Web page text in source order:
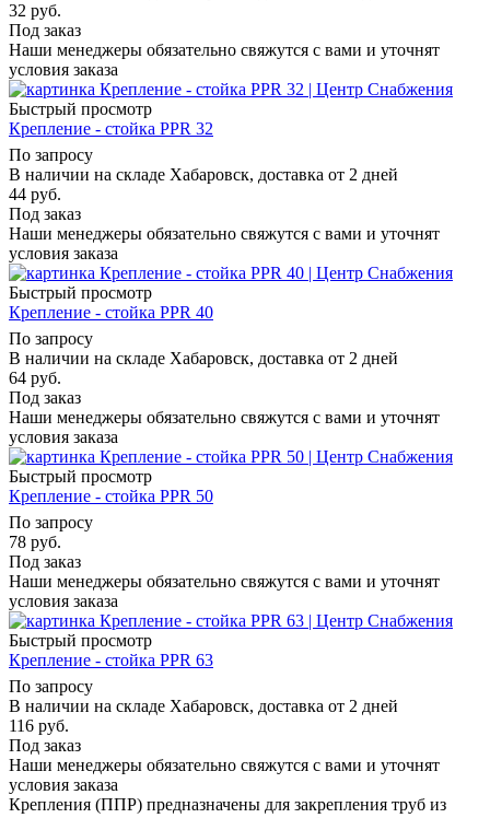
32 руб.
Под заказ
Наши менеджеры обязательно свяжутся с вами и уточнят
условия заказа
Быстрый просмотр
Крепление - стойка PPR 32
По запросу
В наличии на складе Хабаровск, доставка от 2 дней
44 руб.
Под заказ
Наши менеджеры обязательно свяжутся с вами и уточнят
условия заказа
Быстрый просмотр
Крепление - стойка PPR 40
По запросу
В наличии на складе Хабаровск, доставка от 2 дней
64 руб.
Под заказ
Наши менеджеры обязательно свяжутся с вами и уточнят
условия заказа
Быстрый просмотр
Крепление - стойка PPR 50
По запросу
78 руб.
Под заказ
Наши менеджеры обязательно свяжутся с вами и уточнят
условия заказа
Быстрый просмотр
Крепление - стойка PPR 63
По запросу
В наличии на складе Хабаровск, доставка от 2 дней
116 руб.
Под заказ
Наши менеджеры обязательно свяжутся с вами и уточнят
условия заказа
Крепления (ППР) предназначены для закрепления труб из